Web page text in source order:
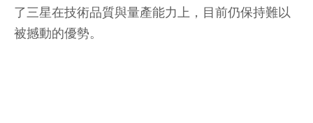
了三星在技術品質與量產能力上，目前仍保持難以
被撼動的優勢。